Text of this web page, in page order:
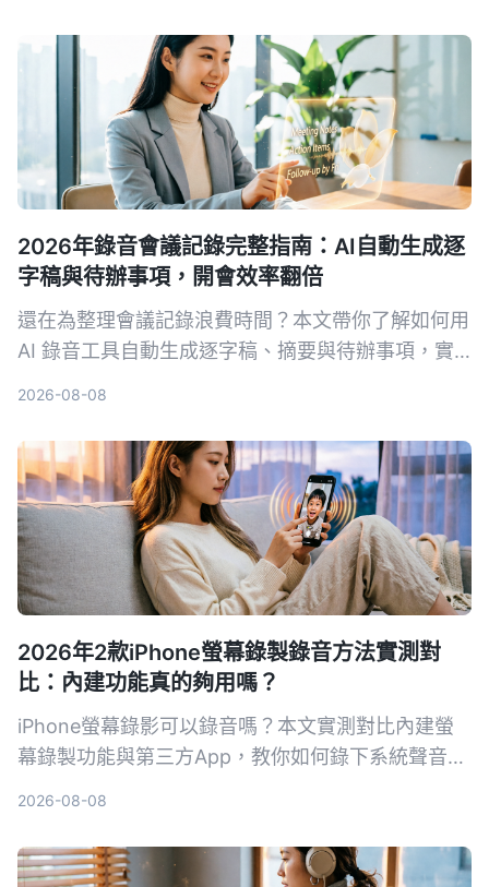
2026年錄音會議記錄完整指南：AI自動生成逐
字稿與待辦事項，開會效率翻倍
還在為整理會議記錄浪費時間？本文帶你了解如何用
AI 錄音工具自動生成逐字稿、摘要與待辦事項，實
2026-08-08
2026年2款iPhone螢幕錄製錄音方法實測對
比：內建功能真的夠用嗎？
iPhone螢幕錄影可以錄音嗎？本文實測對比內建螢
幕錄製功能與第三方App，教你如何錄下系統聲音和
2026-08-08